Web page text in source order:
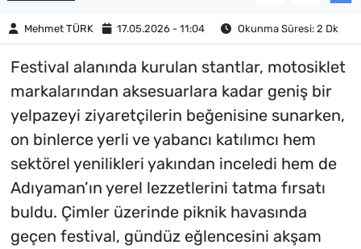
Mehmet TÜRK 17.05.2026 - 11:04 Okunma Süresi: 2 Dk
Festival alanında kurulan stantlar, motosiklet
markalarından aksesuarlara kadar geniş bir
yelpazeyi ziyaretçilerin beğenisine sunarken,
on binlerce yerli ve yabancı katılımcı hem
sektörel yenilikleri yakından inceledi hem de
Adıyaman’ın yerel lezzetlerini tatma fırsatı
buldu. Çimler üzerinde piknik havasında
geçen festival, gündüz eğlencesini akşam